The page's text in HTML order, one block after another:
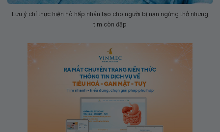
Lưu ý chỉ thực hiện hô hấp nhân tạo cho người bị nạn ngừng thở nhưng
tim còn đập